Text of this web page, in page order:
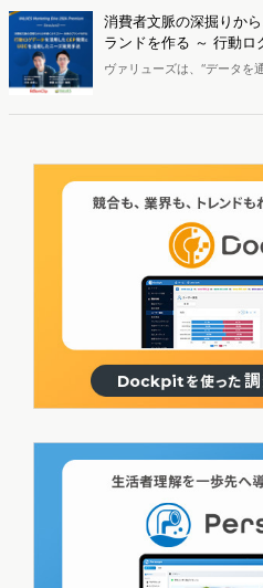
行動に移せないこともある
て、ヴァリューズの持つ
に取り組み始めた生活者の
察しました。 ※CEP（カテゴリーエントリーポイント）とは、「ある
商品を購買または利用する
況」のことを指します。
消費者文脈の深掘りか
ランドを作る ～ 行動ロ
GCを活用したニーズ発
ヴァリューズは、“データを
ティングの面白さに熱中す
ント「VALUES Marketing
か、マーケティング組織の
者文脈の深掘り」について